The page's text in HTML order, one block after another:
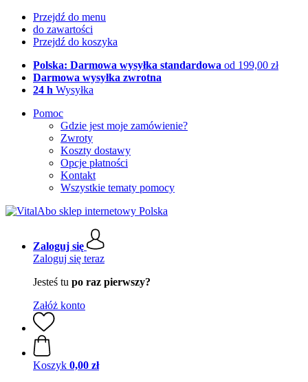
Przejdź do menu
do zawartości
Przejdź do koszyka
Polska: Darmowa wysyłka standardowa od 199,00 zł
Darmowa wysyłka zwrotna
24 h Wysyłka
Pomoc
Gdzie jest moje zamówienie?
Zwroty
Koszty dostawy
Opcje płatności
Kontakt
Wszystkie tematy pomocy
Zaloguj się
Zaloguj się teraz
Jesteś tu po raz pierwszy?
Załóż konto
Koszyk 0,00 zł